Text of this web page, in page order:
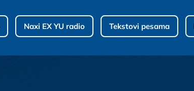
Naxi EX YU radio Tekstovi pesama